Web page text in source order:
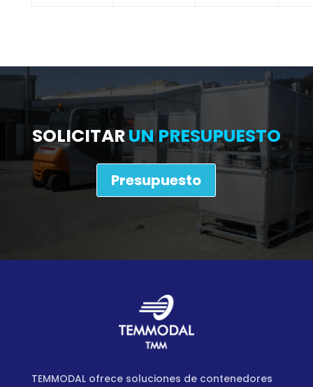
SOLICITARUN PRESUPUESTO
Presupuesto
TEMMODAL ofrece soluciones de contenedores